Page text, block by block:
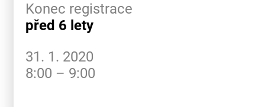
Konec registrace
před 6 lety
31. 1. 2020
8:00 – 9:00